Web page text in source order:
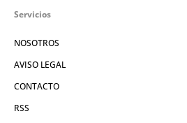
Servicios
NOSOTROS
AVISO LEGAL
CONTACTO
RSS